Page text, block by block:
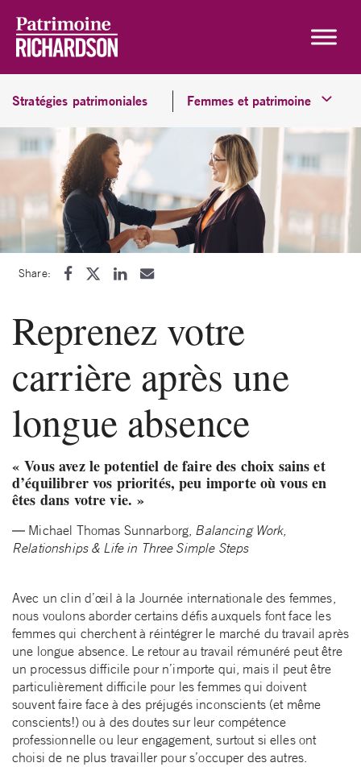
Stratégies patrimoniales Femmes et patrimoine
Share:
Reprenez votre
carrière après une
longue absence
« Vous avez le potentiel de faire des choix sains et
d’équilibrer vos priorités, peu importe où vous en
êtes dans votre vie. »
― Michael Thomas Sunnarborg, Balancing Work,
Relationships & Life in Three Simple Steps
Avec un clin d’œil à la Journée internationale des femmes,
nous voulons aborder certains défis auxquels font face les
femmes qui cherchent à réintégrer le marché du travail après
une longue absence. Le retour au travail rémunéré peut être
un processus difficile pour n’importe qui, mais il peut être
particulièrement difficile pour les femmes qui doivent
souvent faire face à des préjugés inconscients (et même
conscients!) ou à des doutes sur leur compétence
professionnelle ou leur engagement, surtout si elles ont
choisi de ne plus travailler pour s’occuper des autres.